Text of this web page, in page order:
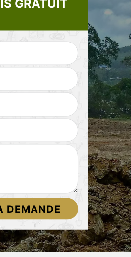
Entreprise de
jardinage 86
GRATUIT